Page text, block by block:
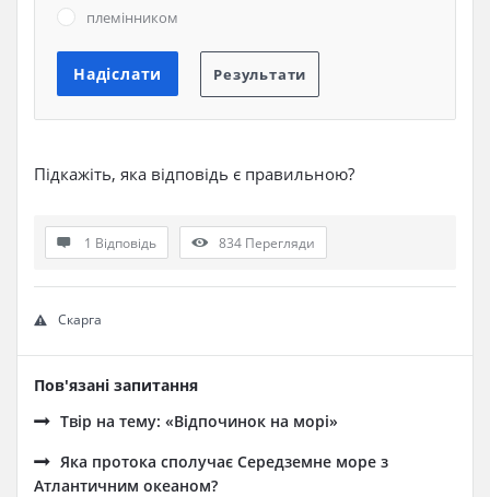
племінником
Підкажіть, яка відповідь є правильною?
1 Відповідь 834 Перегляди
Скарга
Пов'язані запитання
Твір на тему: «Відпочинок на морі»
Яка протока сполучає Середземне море з
Атлантичним океаном?